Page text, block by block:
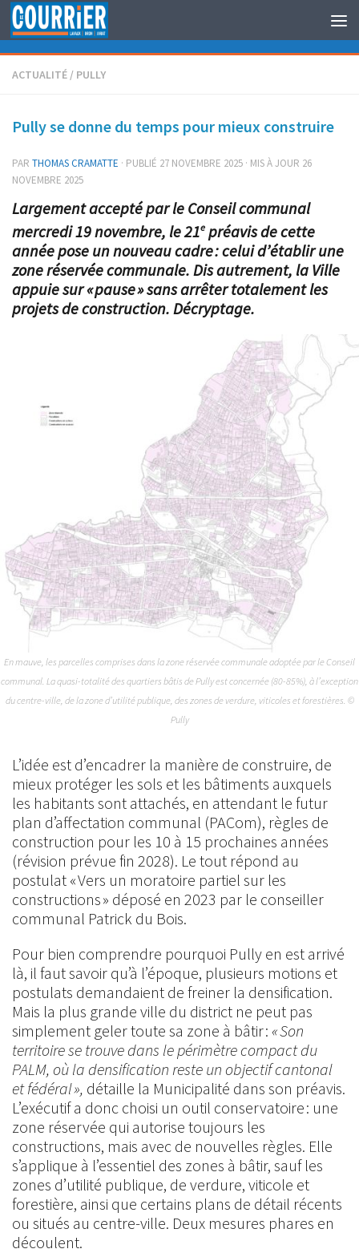
Au dessous du contenu
ACTUALITÉ / PULLY
Pully se donne du temps pour mieux construire
PAR THOMAS CRAMATTE · PUBLIÉ 27 NOVEMBRE 2025 · MIS À JOUR 26
NOVEMBRE 2025
Largement accepté par le Conseil communal
mercredi 19 novembre, le 21e préavis de cette
année pose un nouveau cadre : celui d’établir une
zone réservée communale. Dis autrement, la Ville
appuie sur « pause » sans arrêter totalement les
projets de construction. Décryptage.
En mauve, les parcelles comprises dans la zone réservée communale adoptée par le Conseil
communal. La quasi-totalité des quartiers bâtis de Pully est concernée (80-85%), à l’exception
du centre-ville, de la zone d’utilité publique, des zones de verdure, viticoles et forestières. ©
Pully
L’idée est d’encadrer la manière de construire, de
mieux protéger les sols et les bâtiments auxquels
les habitants sont attachés, en attendant le futur
plan d’affectation communal (PACom), règles de
construction pour les 10 à 15 prochaines années
(révision prévue fin 2028). Le tout répond au
postulat « Vers un moratoire partiel sur les
constructions » déposé en 2023 par le conseiller
communal Patrick du Bois.
Pour bien comprendre pourquoi Pully en est arrivé
là, il faut savoir qu’à l’époque, plusieurs motions et
postulats demandaient de freiner la densification.
Mais la plus grande ville du district ne peut pas
simplement geler toute sa zone à bâtir : « Son
territoire se trouve dans le périmètre compact du
PALM, où la densification reste un objectif cantonal
et fédéral », détaille la Municipalité dans son préavis.
L’exécutif a donc choisi un outil conservatoire : une
zone réservée qui autorise toujours les
constructions, mais avec de nouvelles règles. Elle
s’applique à l’essentiel des zones à bâtir, sauf les
zones d’utilité publique, de verdure, viticole et
forestière, ainsi que certains plans de détail récents
ou situés au centre-ville. Deux mesures phares en
découlent.